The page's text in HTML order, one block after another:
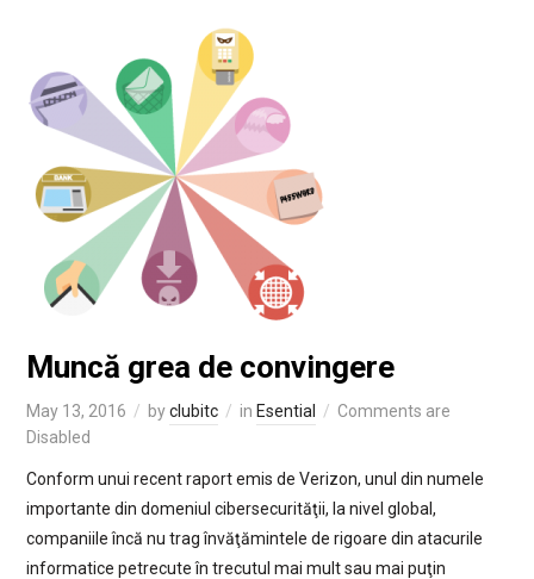
Muncă grea de convingere
May 13, 2016 byclubitc in Esential
Comments are
Disabled
Conform unui recent raport emis de Verizon, unul din numele
importante din domeniul cibersecurităţii, la nivel global,
companiile încă nu trag învăţămintele de rigoare din atacurile
informatice petrecute în trecutul mai mult sau mai puţin